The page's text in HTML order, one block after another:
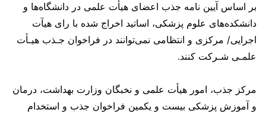
بر اساس آیین نامه جذب اعضای هیأت علمی در دانشگاه‌ها و
دانشکده‌های علوم پزشکی، اساتید اخراج شده با رای هیآت
اجرایی/ مرکزی و انتظامی نمی‌توانند در فراخوان جـذب هیـأت
علمـی شـرکت کنند.
مرکز جذب، امور هیأت علمی و نخبگان وزارت بهداشت، درمان
و آموزش پزشکی بیست و یکمین فراخوان جذب و استخدام